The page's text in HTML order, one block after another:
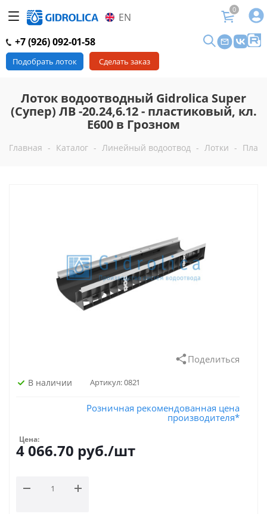
EN
0
+7 (926) 092-01-58
Подобрать лоток Сделать заказ
Лоток водоотводный Gidrolica Super
(Супер) ЛВ -20.24,6.12 - пластиковый, кл.
Е600 в Грозном
Главная - Каталог - Линейный водоотвод - Лотки -
Поделиться
В наличии Артикул:0821
Розничная рекомендованная цена
производителя*
Цена:
4 066.70 руб./шт